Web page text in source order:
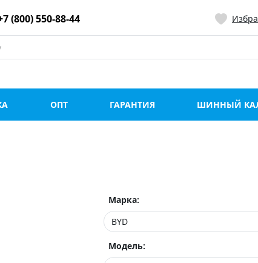
и в розницу
(800) 550-88-44
ОПТ ГАРАНТИЯ ШИННЫЙ
Марка:
Модель: